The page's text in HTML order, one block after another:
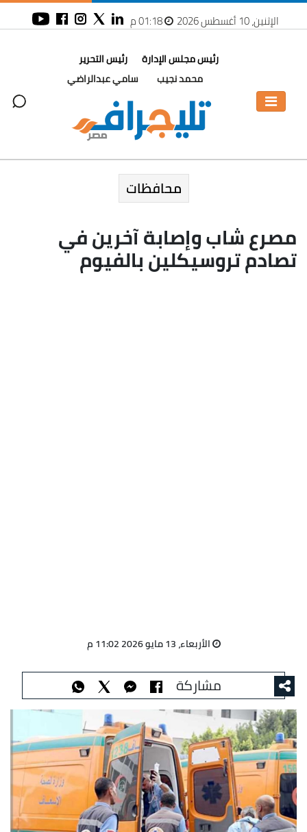
الإثنين، 10 أغسطس 2026 01:18 م
رئيس مجلس الإدارة
محمد نجيب
رئيس التحرير
سامي عبدالراضي
محافظات
مصرع شاب وإصابة آخرين في
تصادم تروسيكلين بالفيوم
الأربعاء، 13 مايو 2026 11:02 م
مشاركة